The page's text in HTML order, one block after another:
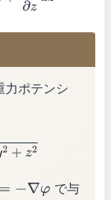
ポテンシ
− ∇φ で与